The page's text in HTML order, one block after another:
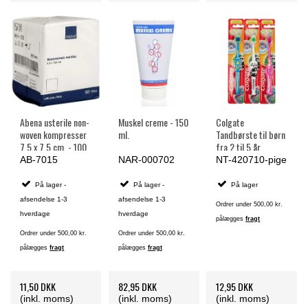
Abena usterile non-
woven kompresser
7,5 x 7,5 cm. - 100
stk.
AB-7015
På lager -
afsendelse 1-3
hverdage
Ordrer under 500,00 kr.
pålæggesfragt
11,50 DKK
(inkl. moms)
Muskel creme - 150
ml.
NAR-000702
På lager -
afsendelse 1-3
hverdage
Ordrer under 500,00 kr.
pålægges fragt
82,95 DKK
(inkl. moms)
Colgate
Tandbørste til børn
fra 2 til 5 år
NT-420710-pige
På lager
Ordrer under 500,00 kr.
pålæggesfragt
12,95 DKK
(inkl. moms)